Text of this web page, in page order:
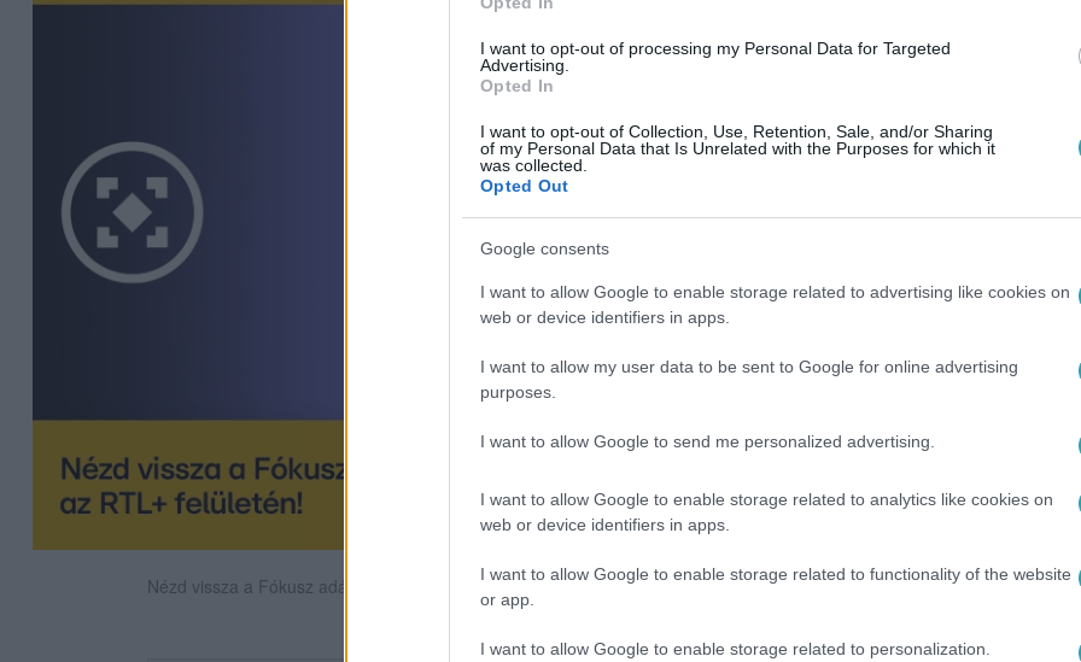
I want to opt-out of processing my Personal Data for Targeted
Advertising.
Opted In
I want to opt-out of Collection, Use, Retention, Sale, and/or Sharing
of my Personal Data that Is Unrelated with the Purposes for which it
was collected.
Opted Out
Google consents
I want to allow Google to enable storage related to advertising like cookies on
web or device identifiers in apps.
I want to allow my user data to be sent to Google for online advertising
purposes.
I want to allow Google to send me personalized advertising.
I want to allow Google to enable storage related to analytics like cookies on
web or device identifiers in apps.
I want to allow Google to enable storage related to functionality of the website
or app.
I want to allow Google to enable storage related to personalization.
Nézd vissza a Fókusz adásait az RTL+-on!